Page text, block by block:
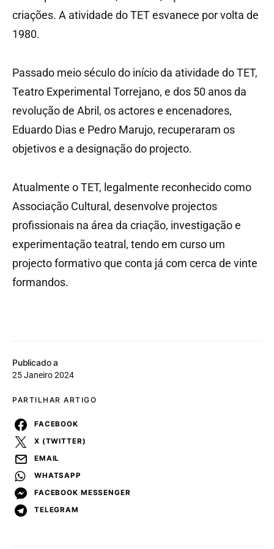
Publicado a
25 Janeiro 2024
PARTILHAR ARTIGO
FACEBOOK
X (TWITTER)
EMAIL
WHATSAPP
FACEBOOK MESSENGER
TELEGRAM
criações. A atividade do TET esvanece por volta de
1980.
Passado meio século do início da atividade do TET,
Teatro Experimental Torrejano, e dos 50 anos da
revolução de Abril, os actores e encenadores,
Eduardo Dias e Pedro Marujo, recuperaram os
objetivos e a designação do projecto.
Atualmente o TET, legalmente reconhecido como
Associação Cultural, desenvolve projectos
profissionais na área da criação, investigação e
experimentação teatral, tendo em curso um
projecto formativo que conta já com cerca de vinte
formandos.